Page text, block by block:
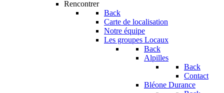
Rencontrer
Back
Carte de localisation
Notre équipe
Les groupes Locaux
Back
Alpilles
Back
Contact
Bléone Durance